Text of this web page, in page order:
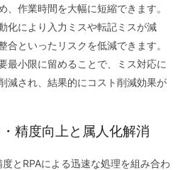
、作業時間を大幅に短縮できます。
化により入力ミスや転記ミスが減
合といったリスクを低減できます。
最小限に留めることで、ミス対応に
減され、結果的にコスト削減効果が
精度向上と属人化解消
とRPAによる迅速な処理を組み合わ